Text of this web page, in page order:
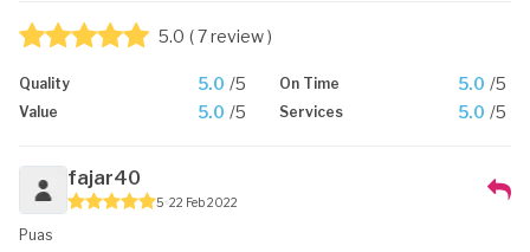
5.0 ( 7 review )
Quality 5.0 /5 On Time 5.0 /5
Value 5.0 /5 Services 5.0 /5
fajar40
5 22 Feb 2022
Puas